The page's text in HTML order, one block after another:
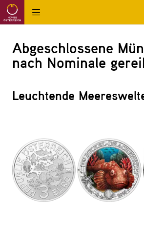
Abgeschlossene
nach Nominale
Leuchtende